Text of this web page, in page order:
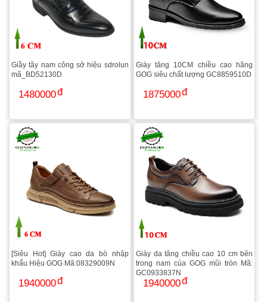
Giầy tây nam công sở hiệu sdrolun
mã_BD52130D
1480000
Giày tăng 10CM chiều cao hãng
GOG siêu chất lượng GC8859510D
1875000
[Siêu Hot] Giày cao da bò nhập
khẩu Hiệu GOG Mã:08329009N
1940000
Giày da tăng chiều cao 10 cm bên
trong nam của GOG mũi tròn Mã:
GC0933837N
1940000